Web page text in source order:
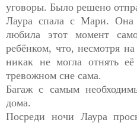
уговоры. Было решено
Лаура спала с Мари. Она
любила этот момент
ребёнком, что, несмотря
никак не могла отнять
тревожном сне сама.
Багаж с самым
дома.
Посреди ночи Лаура